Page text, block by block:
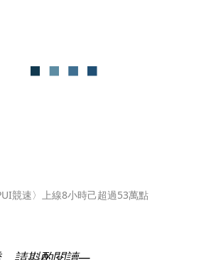
競速〉上線8小時己超過53萬點